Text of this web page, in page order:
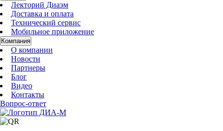
Лекторий Диаэм
Доставка и оплата
Технический сервис
Мобильное приложение
Компания
О компании
Новости
Партнеры
Блог
Видео
Контакты
Вопрос-ответ